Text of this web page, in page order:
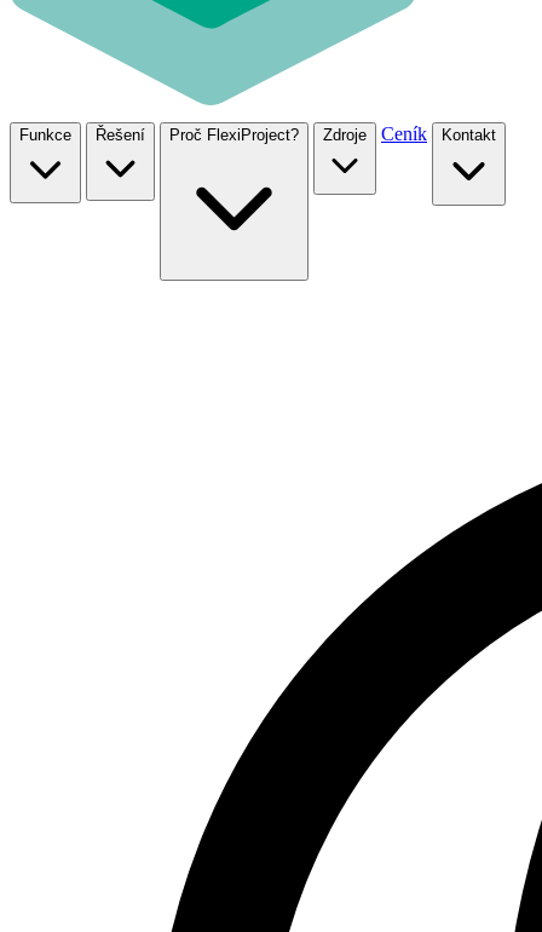
Funkce Řešení Proč FlexiProject? Zdroje Ceník Kontakt